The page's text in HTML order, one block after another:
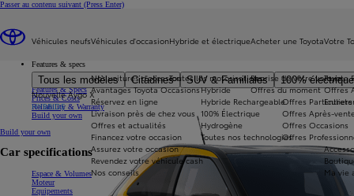
Passer au contenu suivant (Press Enter)
Véhicules neufs
Tous les modèles Citadines SUV & Familiales 100%
Nouvelle Aygo X
HYBRIDE
Véhicules d'occasion
Nos voitures d'occasion
Avantages Toyota Occasions
Réservez en ligne
Livraison près de chez vous
Offres et actualités
Financez votre occasion
Assurez votre occasion
Revendez votre véhicule cash
Nos conseils
Hybride et électrique
Toutes les motorisations
Hybride
Hybride Rechargeable
100% Électrique
Hydrogène
Toutes nos technologies
Acheter une Toyota
Reprise de votre voiture
Offres du moment
Offres Particuliers
Offres Après-
Offres Occasions
Offres
Votre
Toyota
Offres
Ma vie
Véhicules neufs
Features & specs
Overview
Features & Specs
Prices & Costs
Reliability & Warranty
Build your own
Build your own
Car specifications
Espace & Volumes
Moteur
Equipements